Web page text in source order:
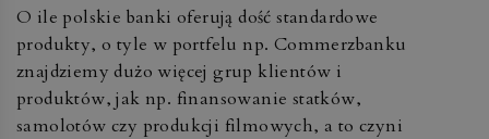
O ile polskie banki oferują dość standardowe
produkty, o tyle w portfelu np. Commerzbanku
znajdziemy dużo więcej grup klientów i
produktów, jak np. finansowanie statków,
samolotów czy produkcji filmowych, a to czyni